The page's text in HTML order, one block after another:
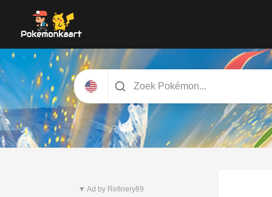
Pitch Black
▼ Ad by Refinery89